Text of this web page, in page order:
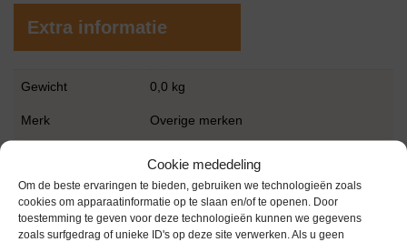
Cookie mededeling
Om de beste ervaringen te bieden, gebruiken we technologieën zoals
cookies om apparaatinformatie op te slaan en/of te openen. Door
toestemming te geven voor deze technologieën kunnen we gegevens
zoals surfgedrag of unieke ID's op deze site verwerken. Als u geen
Extra informatie
Gewicht 0,0 kg
Merk Overige merken
Conditie Gebruikt in goede conditie